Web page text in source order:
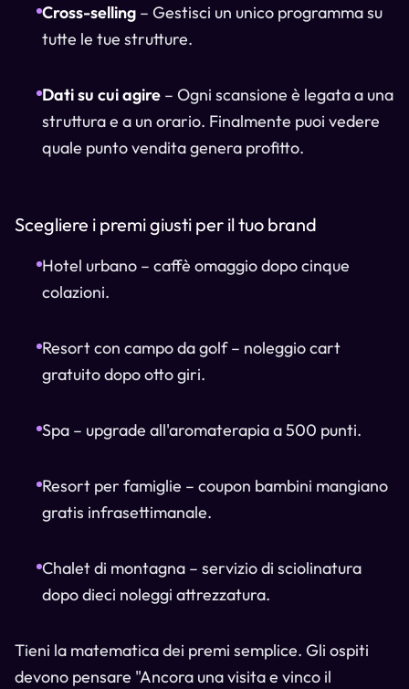
Cross-selling – Gestisci un unico programma su
tutte le tue strutture.
Dati su cui agire – Ogni scansione è legata a una
struttura e a un orario. Finalmente puoi vedere
quale punto vendita genera profitto.
Scegliere i premi giusti per il tuo brand
Hotel urbano – caffè omaggio dopo cinque
colazioni.
Resort con campo da golf – noleggio cart
gratuito dopo otto giri.
Spa – upgrade all'aromaterapia a 500 punti.
Resort per famiglie – coupon bambini mangiano
gratis infrasettimanale.
Chalet di montagna – servizio di sciolinatura
dopo dieci noleggi attrezzatura.
Tieni la matematica dei premi semplice. Gli ospiti
devono pensare "Ancora una visita e vinco il